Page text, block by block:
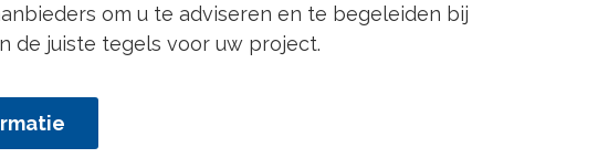
om u te adviseren en te begeleiden bij
de juiste tegels voor uw project.